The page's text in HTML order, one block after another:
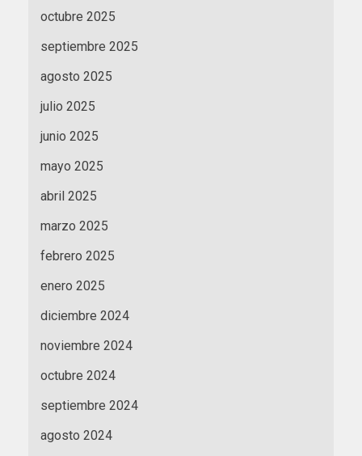
octubre 2025
septiembre 2025
agosto 2025
julio 2025
junio 2025
mayo 2025
abril 2025
marzo 2025
febrero 2025
enero 2025
diciembre 2024
noviembre 2024
octubre 2024
septiembre 2024
agosto 2024